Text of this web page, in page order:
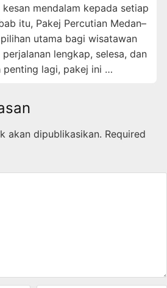
mendalam kepada setiap
itu, Pakej Percutian Medan–
utama bagi wisatawan
lengkap, selesa, dan
penting lagi, pakej ini …
akan dipublikasikan. Required